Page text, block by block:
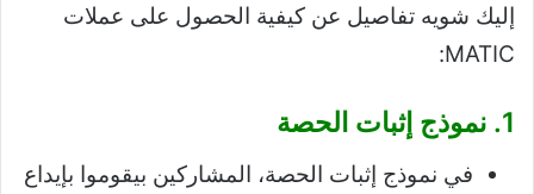
إليك شويه تفاصيل عن كيفية الحصول على عملات
MATIC:
1. نموذج إثبات الحصة
في نموذج إثبات الحصة، المشاركين بيقوموا بإيداع